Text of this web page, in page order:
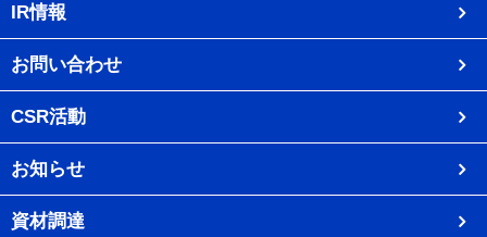
IR情報
お問い合わせ
CSR活動
お知らせ
資材調達